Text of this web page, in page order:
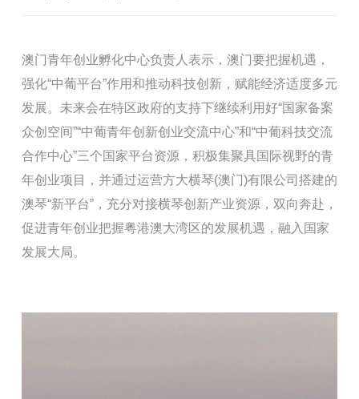
澳门青年创业孵化中心负责人表示，澳门要把握机遇，
强化“中葡平台”作用和推动科技创新，赋能经济适度多元
发展。未来会在特区政府的支持下继续利用好“国家备案
众创空间”“中葡青年创新创业交流中心”和“中葡科技交流
合作中心”三个国家平台资源，积极集聚具国际视野的青
年创业项目，并通过运营方大横琴(澳门)有限公司搭建的
澳琴“新平台”，充分对接横琴创新产业资源，双向奔赴，
促进青年创业把握粤港澳大湾区的发展机遇，融入国家
发展大局。